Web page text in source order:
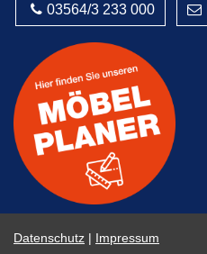
03564/3 233 000
Datenschutz | Impressum